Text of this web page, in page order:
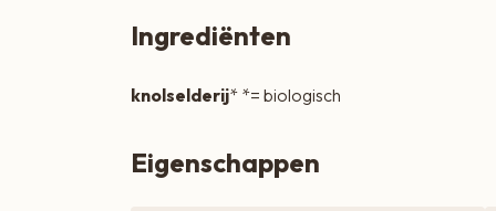
Zoete lekkernijen
Ingrediënten
knolselderij* *= biologisch
Eigenschappen